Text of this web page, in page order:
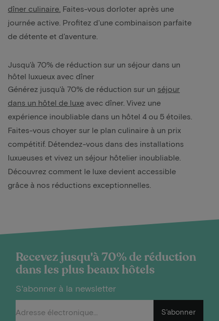
dîner culinaire. Faites-vous dorloter après une
journée active. Profitez d'une combinaison parfaite
de détente et d'aventure.
Jusqu'à 70% de réduction sur un séjour dans un
hôtel luxueux avec dîner
Générez jusqu'à 70% de réduction sur un séjour
dans un hôtel de luxe avec dîner. Vivez une
expérience inoubliable dans un hôtel 4 ou 5 étoiles.
Faites-vous choyer sur le plan culinaire à un prix
compétitif. Détendez-vous dans des installations
luxueuses et vivez un séjour hôtelier inoubliable.
Découvrez comment le luxe devient accessible
grâce à nos réductions exceptionnelles.
Recevez jusqu'à 70% de réduction
dans les plus beaux hôtels
S'abonner à la newsletter
S'abonner